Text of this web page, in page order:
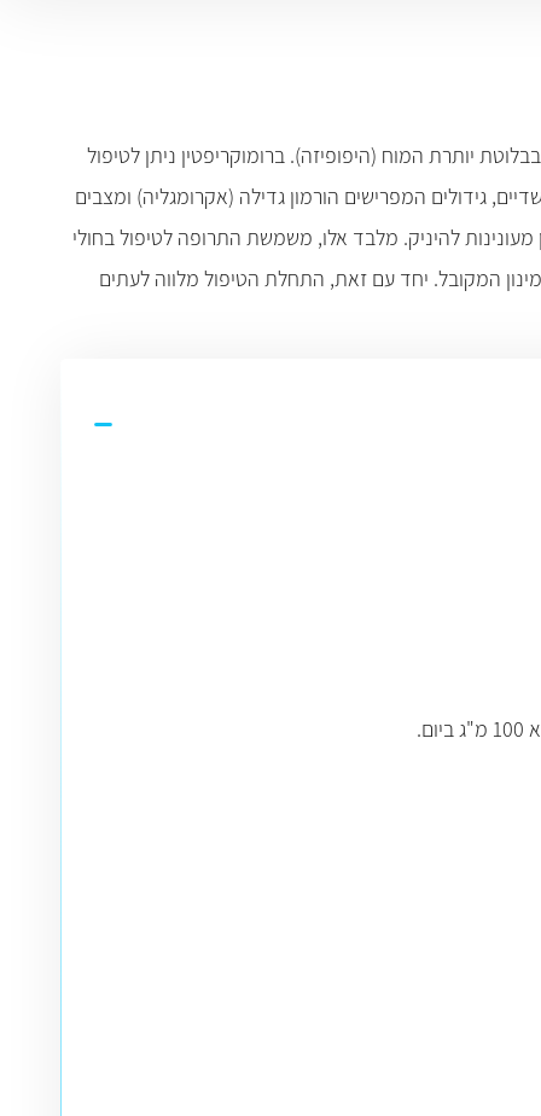
יותרת המוח (היפופיזה). ברומוקריפטין ניתן לטיפול
גידולים המפרישים הורמון גדילה (אקרומגליה) ומצבים
להיניק. מלבד אלו, משמשת התרופה לטיפול בחולי
המקובל. יחד עם זאת, התחלת הטיפול מלווה לעתים